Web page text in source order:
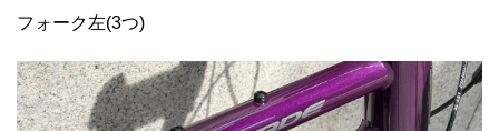
フォーク左(3つ)